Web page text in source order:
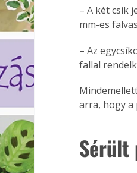
– A két csík
mm-es
– Az
fallal
arra, hogy a
Sérült